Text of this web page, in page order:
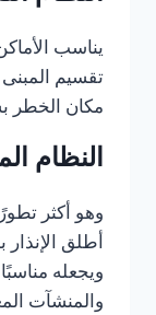
يناسب
تقسيم
مكان الخطر
النظام
وهو أكثر
أطلق
ويجعله
والمنشآت